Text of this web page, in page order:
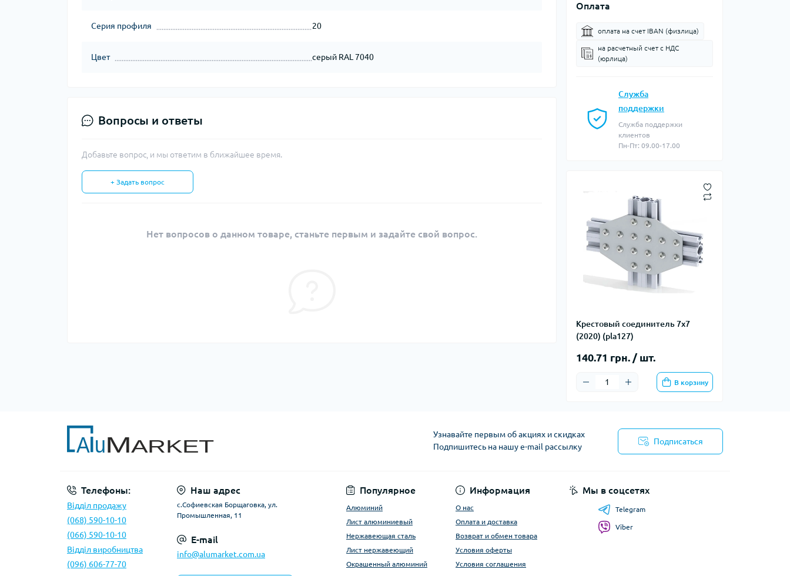
Оплата
оплата на счет IBAN (физлица)
на расчетный счет c НДС
(юрлица)
Служба
поддержки
Служба поддержки
клиентов
Пн-Пт: 09.00-17.00
Крестовый соединитель 7х7
(2020) (pla127)
140.71 грн. / шт.
В корзину
Серия профиля 20
Цвет серый RAL 7040
Вопросы и ответы
Добавьте вопрос, и мы ответим в ближайшее время.
+ Задать вопрос
Нет вопросов о данном товаре, станьте первым и задайте свой вопрос.
Узнавайте первым об акциях и скидках
Подпишитесь на нашу e-mail рассылку
Подписаться
Телефоны:
Відділ продажу
(068) 590-10-10
(066) 590-10-10
Відділ виробництва
(096) 606-77-70
Наш адрес
с.Софиевская Борщаговка, ул.
Промышленная, 11
E-mail
info@alumarket.com.ua
Популярное
Алюминий
Лист алюминиевый
Нержавеющая сталь
Лист нержавеющий
Окрашенный алюминий
Информация
О нас
Оплата и доставка
Возврат и обмен товара
Условия оферты
Условия соглашения
Мы в соцсетях
Telegram
Viber